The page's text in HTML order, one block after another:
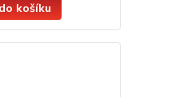
košíku